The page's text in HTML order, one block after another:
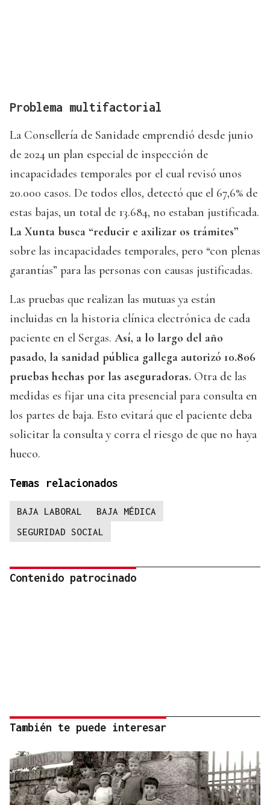
Problema multifactorial
La Consellería de Sanidade emprendió desde junio
de 2024 un plan especial de inspección de
incapacidades temporales por el cual revisó unos
20.000 casos. De todos ellos, detectó que el 67,6% de
estas bajas, un total de 13.684, no estaban justificada.
La Xunta busca “reducir e axilizar os trámites”
sobre las incapacidades temporales, pero “con plenas
garantías” para las personas con causas justificadas.
Las pruebas que realizan las mutuas ya están
incluidas en la historia clínica electrónica de cada
paciente en el Sergas. Así, a lo largo del año
pasado, la sanidad pública gallega autorizó 10.806
pruebas hechas por las aseguradoras. Otra de las
medidas es fijar una cita presencial para consulta en
los partes de baja. Esto evitará que el paciente deba
solicitar la consulta y corra el riesgo de que no haya
hueco.
Temas relacionados
BAJA LABORAL
BAJA MÉDICA
SEGURIDAD SOCIAL
Contenido patrocinado
También te puede interesar